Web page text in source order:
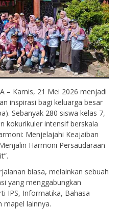
– Kamis, 21 Mei 2026 menjadi
inspirasi bagi keluarga besar
Sebanyak 280 siswa kelas 7,
kokurikuler intensif berskala
Menjelajahi Keajaiban
Harmoni Persaudaraan
biasa, melainkan sebuah
yang menggabungkan
IPS, Informatika, Bahasa
mapel lainnya.